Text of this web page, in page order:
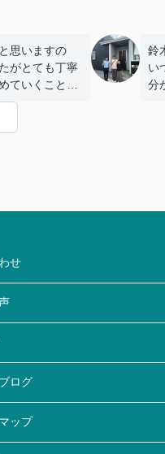
思いますの
がとても丁寧
ていくことが
鈴
い
分
せ
ログ
ップ